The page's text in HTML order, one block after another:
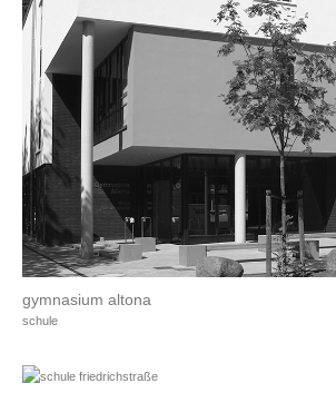
gymnasium altona
schule